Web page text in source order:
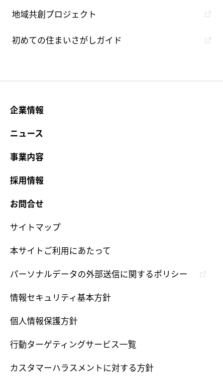
地域共創プロジェクト
初めての住まいさがしガイド
企業情報
ニュース
事業内容
採用情報
お問合せ
サイトマップ
本サイトご利用にあたって
パーソナルデータの外部送信に関するポリシー
情報セキュリティ基本方針
個人情報保護方針
行動ターゲティングサービス一覧
カスタマーハラスメントに対する方針